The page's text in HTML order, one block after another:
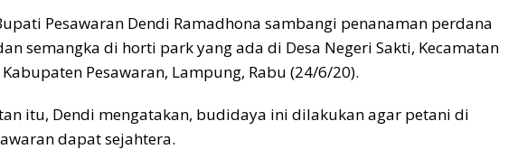
Pesawaran Dendi Ramadhona sambangi penanaman perdana
semangka di horti park yang ada di Desa Negeri Sakti, Kecamatan
Pesawaran, Lampung, Rabu (24/6/20).
itu, Dendi mengatakan, budidaya ini dilakukan agar petani di
dapat sejahtera.